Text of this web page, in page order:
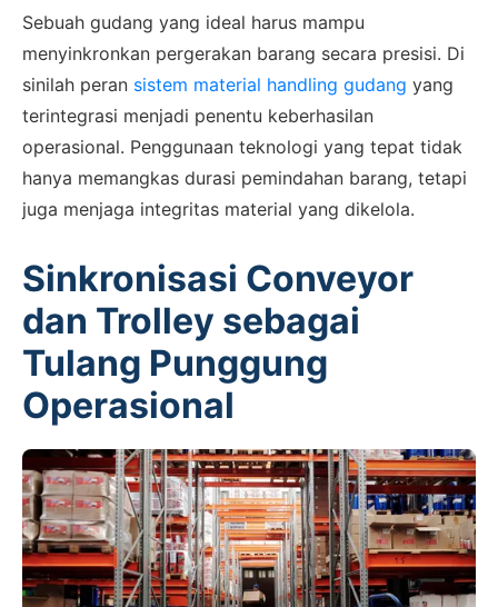
Sebuah gudang yang ideal harus mampu
menyinkronkan pergerakan barang secara presisi. Di
sinilah peran sistem material handling gudang yang
terintegrasi menjadi penentu keberhasilan
operasional. Penggunaan teknologi yang tepat tidak
hanya memangkas durasi pemindahan barang, tetapi
juga menjaga integritas material yang dikelola.
Sinkronisasi Conveyor
dan Trolley sebagai
Tulang Punggung
Operasional